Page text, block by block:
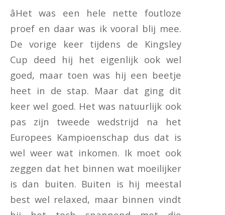
âHet was een hele nette foutloze
proef en daar was ik vooral blij mee.
De vorige keer tijdens de Kingsley
Cup deed hij het eigenlijk ook wel
goed, maar toen was hij een beetje
heet in de stap. Maar dat ging dit
keer wel goed. Het was natuurlijk ook
pas zijn tweede wedstrijd na het
Europees Kampioenschap dus dat is
wel weer wat inkomen. Ik moet ook
zeggen dat het binnen wat moeilijker
is dan buiten. Buiten is hij meestal
best wel relaxed, maar binnen vindt